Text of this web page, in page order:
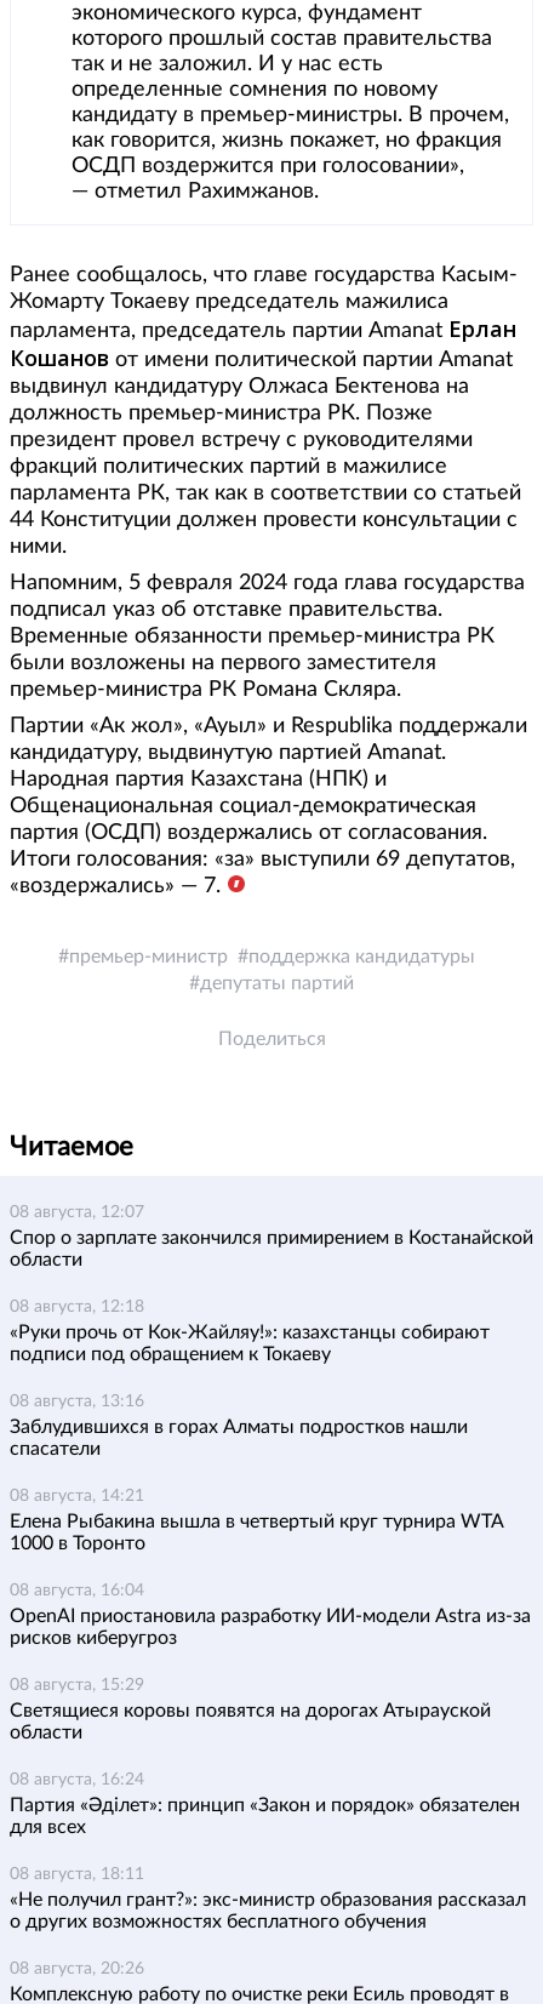
экономического курса, фундамент
которого прошлый состав правительства
так и не заложил. И у нас есть
определенные сомнения по новому
кандидату в премьер-министры. В прочем,
как говорится, жизнь покажет, но фракция
ОСДП воздержится при голосовании»,
— отметил Рахимжанов.
Ранее сообщалось, что главе государства Касым-
Жомарту Токаеву председатель мажилиса
парламента, председатель партии Amanat Ерлан
Кошанов от имени политической партии Amanat
выдвинул кандидатуру Олжаса Бектенова на
должность премьер-министра РК. Позже
президент провел встречу с руководителями
фракций политических партий в мажилисе
парламента РК, так как в соответствии со статьей
44 Конституции должен провести консультации с
ними.
Напомним, 5 февраля 2024 года глава государства
подписал указ об отставке правительства.
Временные обязанности премьер-министра РК
были возложены на первого заместителя
премьер-министра РК Романа Скляра.
Партии «Ак жол», «Ауыл» и Respublika поддержали
кандидатуру, выдвинутую партией Amanat.
Народная партия Казахстана (НПК) и
Общенациональная социал-демократическая
партия (ОСДП) воздержались от согласования.
Итоги голосования: «за» выступили 69 депутатов,
«воздержались» — 7.
премьер-министр
поддержка кандидатуры
депутаты партий
Поделиться
Читаемое
08 августа, 12:07
Спор о зарплате закончился примирением в Костанайской
области
08 августа, 12:18
«Руки прочь от Кок-Жайляу!»: казахстанцы собирают
подписи под обращением к Токаеву
08 августа, 13:16
Заблудившихся в горах Алматы подростков нашли
спасатели
08 августа, 14:21
Елена Рыбакина вышла в четвертый круг турнира WTA
1000 в Торонто
08 августа, 16:04
OpenAI приостановила разработку ИИ-модели Astra из-за
рисков киберугроз
08 августа, 15:29
Светящиеся коровы появятся на дорогах Атырауской
области
08 августа, 16:24
Партия «Әділет»: принцип «Закон и порядок» обязателен
для всех
08 августа, 18:11
«Не получил грант?»: экс-министр образования рассказал
о других возможностях бесплатного обучения
08 августа, 20:26
Комплексную работу по очистке реки Есиль проводят в